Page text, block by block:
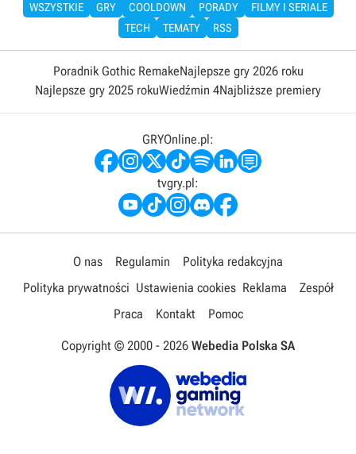
WSZYSTKIE GRY COOLDOWN PORADY
FILMY I SERIALE
TECH
TEMATY RSS
Poradnik Gothic RemakeNajlepsze gry 2026 roku
Najlepsze gry 2025 rokuWiedźmin 4Najbliższe premiery
GRYOnline.pl:
tvgry.pl:
O nas Regulamin
Polityka redakcyjna
Polityka prywatności Ustawienia cookies Reklama
Zespół
Praca
Kontakt Pomoc
Copyright © 2000 - 2026 Webedia Polska SA